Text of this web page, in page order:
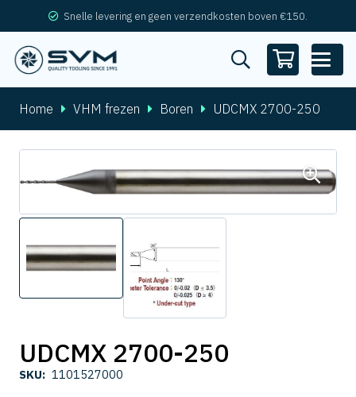
Snelle levering en geen verzendkosten boven €150.
Home VHM frezen Boren UDCMX 2700-250
UDCMX 2700-250
SKU: 1101527000